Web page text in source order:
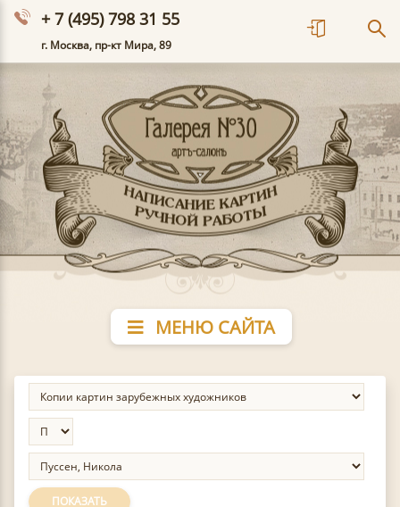
+ 7 (495) 798 31 55
г. Москва, пр-кт Мира, 89
МЕНЮ САЙТА
ПОКАЗАТЬ